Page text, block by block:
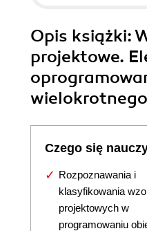
Opis książki:
projektowe.
Czego się
Rozpoznawania i
klasyfikowania
projektowych w
programowaniu